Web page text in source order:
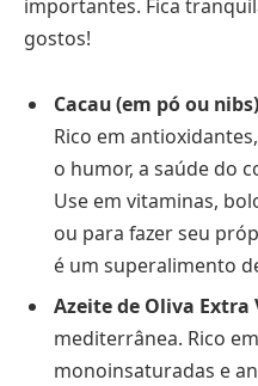
importantes. Fica
gostos!
Cacau (em pó ou
Rico em
o humor, a saúde do
Use em vitaminas,
ou para fazer seu
é um superalimento
Azeite de Oliva Extra
mediterrânea. Rico
monoinsaturadas e